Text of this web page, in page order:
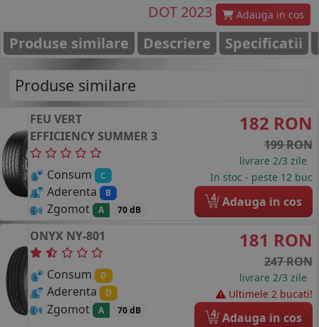
DOT 2023 Adauga in cos
Produse similare Descriere Specificatii
Produse similare
FEU VERT
EFFICIENCY SUMMER 3
Consum C
Aderenta B
Zgomot A 70 dB
182 RON
199 RON
livrare 2/3 zile
In stoc - peste 12 buc
4 Adauga in cos
ONYX NY-801
Consum D
Aderenta D
Zgomot A 70 dB
181 RON
247 RON
livrare 2/3 zile
Ultimele 2 bucati!
4 Adauga in cos